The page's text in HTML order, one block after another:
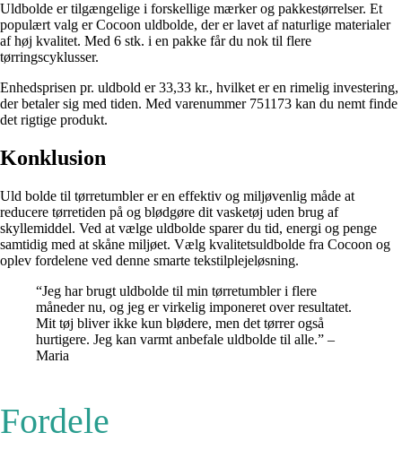
Uldbolde er tilgængelige i forskellige mærker og pakkestørrelser. Et
populært valg er Cocoon uldbolde, der er lavet af naturlige materialer
af høj kvalitet. Med 6 stk. i en pakke får du nok til flere
tørringscyklusser.
Enhedsprisen pr. uldbold er 33,33 kr., hvilket er en rimelig investering,
der betaler sig med tiden. Med varenummer 751173 kan du nemt finde
det rigtige produkt.
Konklusion
Uld bolde til tørretumbler er en effektiv og miljøvenlig måde at
reducere tørretiden på og blødgøre dit vasketøj uden brug af
skyllemiddel. Ved at vælge uldbolde sparer du tid, energi og penge
samtidig med at skåne miljøet. Vælg kvalitetsuldbolde fra Cocoon og
oplev fordelene ved denne smarte tekstilplejeløsning.
“Jeg har brugt uldbolde til min tørretumbler i flere
måneder nu, og jeg er virkelig imponeret over resultatet.
Mit tøj bliver ikke kun blødere, men det tørrer også
hurtigere. Jeg kan varmt anbefale uldbolde til alle.” –
Maria
Fordele